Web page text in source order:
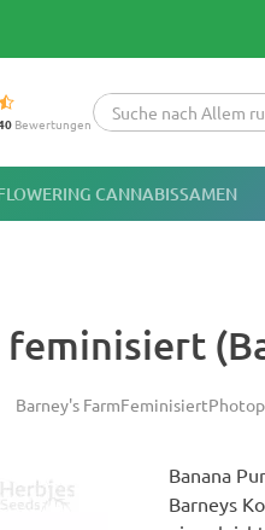
Bewertungen
CANNABISSAMEN
feminisiert
Barney's FarmFeminisiert
Banana
Barneys